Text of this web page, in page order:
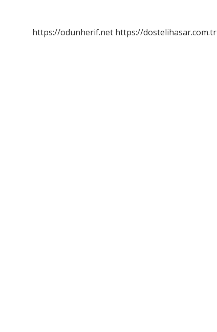
https://odunherif.net https://dostelihasar.com.tr